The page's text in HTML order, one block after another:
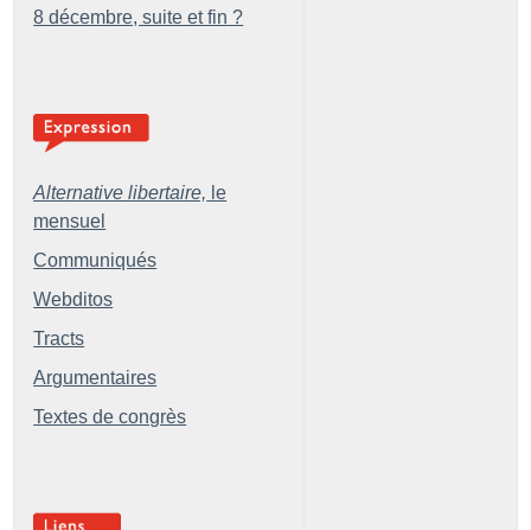
8 décembre, suite et fin ?
Alternative libertaire, le
mensuel
Communiqués
Webditos
Tracts
Argumentaires
Textes de congrès